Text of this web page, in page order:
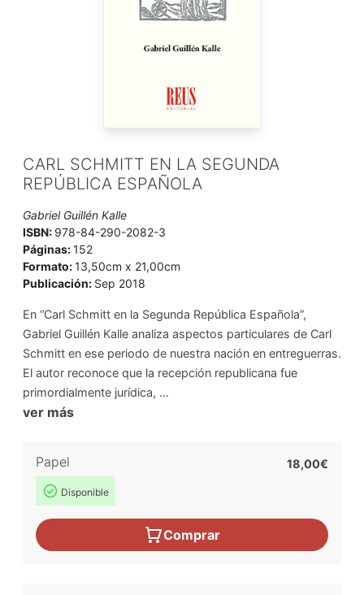
CARL SCHMITT EN LA SEGUNDA
REPÚBLICA ESPAÑOLA
Gabriel Guillén Kalle
ISBN: 978-84-290-2082-3
Páginas:152
Formato:13,50cm x 21,00cm
Publicación: Sep 2018
En “Carl Schmitt en la Segunda República Española”,
Gabriel Guillén Kalle analiza aspectos particulares de Carl
Schmitt en ese periodo de nuestra nación en entreguerras.
El autor reconoce que la recepción republicana fue
primordialmente jurídica, ...
ver más
Papel
Disponible
18,00€
Comprar